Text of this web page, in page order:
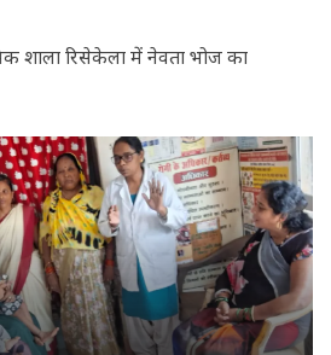
शाला रिसेकेला में नेवता भोज का